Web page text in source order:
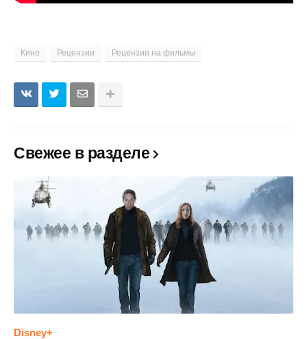
Кино Рецензии Рецензии на фильмы
Свежее в разделе
Disney+